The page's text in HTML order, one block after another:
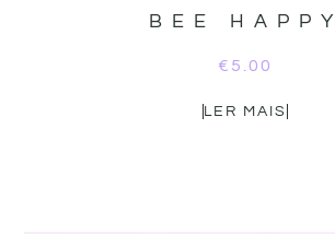
BEE HAPPY
€ 5.00
LER MAIS